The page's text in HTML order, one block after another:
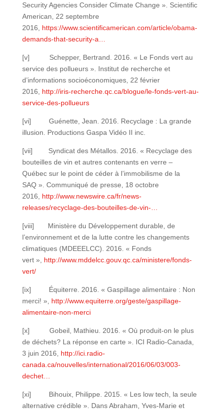
Security Agencies Consider Climate Change ». Scientific
American, 22 septembre
2016, https://www.scientificamerican.com/article/obama-
demands-that-security-a…
[v] Schepper, Bertrand. 2016. « Le Fonds vert au
service des pollueurs ». Institut de recherche et
d’informations socioéconomiques, 22 février
2016, http://iris-recherche.qc.ca/blogue/le-fonds-vert-au-
service-des-pollueurs
[vi] Guénette, Jean. 2016. Recyclage : La grande
illusion. Productions Gaspa Vidéo II inc.
[vii] Syndicat des Métallos. 2016. « Recyclage des
bouteilles de vin et autres contenants en verre –
Québec sur le point de céder à l’immobilisme de la
SAQ ». Communiqué de presse, 18 octobre
2016, http://www.newswire.ca/fr/news-
releases/recyclage-des-bouteilles-de-vin-…
[viii] Ministère du Développement durable, de
l’environnement et de la lutte contre les changements
climatiques (MDEEELCC). 2016. « Fonds
vert », http://www.mddelcc.gouv.qc.ca/ministere/fonds-
vert/
[ix] Équiterre. 2016. « Gaspillage alimentaire : Non
merci! », http://www.equiterre.org/geste/gaspillage-
alimentaire-non-merci
[x] Gobeil, Mathieu. 2016. « Où produit-on le plus
de déchets? La réponse en carte ». ICI Radio-Canada,
3 juin 2016, http://ici.radio-
canada.ca/nouvelles/international/2016/06/03/003-
dechet…
[xi] Bihouix, Philippe. 2015. « Les low tech, la seule
alternative crédible ». Dans Abraham, Yves-Marie et